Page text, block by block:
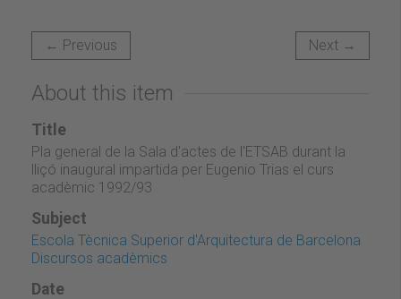
← Previous Next →
About this item
Title
Pla general de la Sala d'actes de l'ETSAB durant la
lliçó inaugural impartida per Eugenio Trias el curs
acadèmic 1992/93
Subject
Escola Tècnica Superior d'Arquitectura de Barcelona
Discursos acadèmics
Date